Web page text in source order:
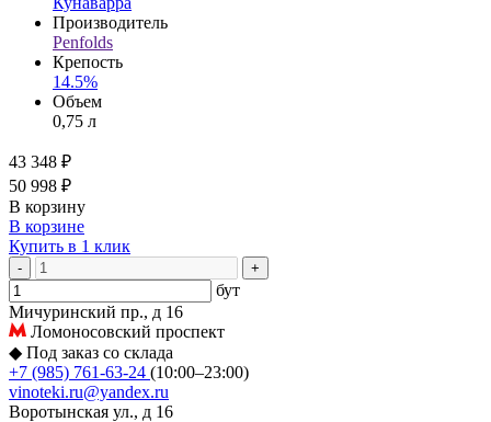
Производитель
Penfolds
Крепость
14.5%
Объем
0,75 л
43 348 ₽
50 998 ₽
В корзину
В корзине
Купить в 1 клик
- +
бут
Мичуринский пр., д 16
Ломоносовский проспект
◆ Под заказ со склада
+7 (985) 761-63-24 (10:00–23:00)
vinoteki.ru@yandex.ru
Воротынская ул., д 16